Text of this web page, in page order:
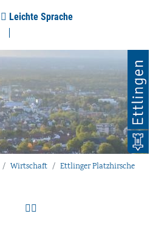
Leichte Sprache
Wirtschaft
Ettlinger Platzhirsche